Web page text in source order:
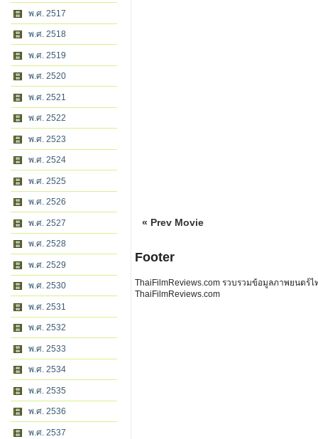
พ.ศ. 2517
พ.ศ. 2518
พ.ศ. 2519
พ.ศ. 2520
พ.ศ. 2521
พ.ศ. 2522
พ.ศ. 2523
พ.ศ. 2524
พ.ศ. 2525
พ.ศ. 2526
พ.ศ. 2527
พ.ศ. 2528
พ.ศ. 2529
พ.ศ. 2530
พ.ศ. 2531
พ.ศ. 2532
พ.ศ. 2533
พ.ศ. 2534
พ.ศ. 2535
พ.ศ. 2536
พ.ศ. 2537
« Prev Movie
Footer
ThaiFilmReviews.com รวบรวมข้อมูลภาพยนตร์
ThaiFilmReviews.com